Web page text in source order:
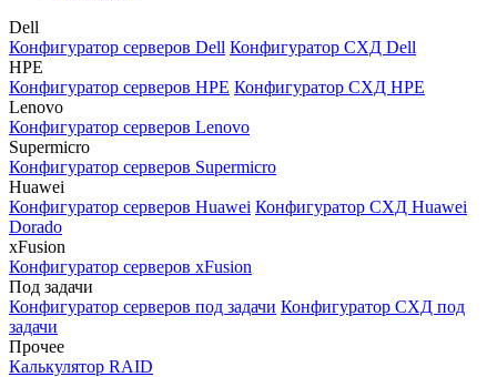
Dell
Конфигуратор серверов Dell Конфигуратор СХД Dell
HPE
Конфигуратор серверов HPE Конфигуратор СХД HPE
Lenovo
Конфигуратор серверов Lenovo
Supermicro
Конфигуратор серверов Supermicro
Huawei
Конфигуратор серверов Huawei Конфигуратор СХД Huawei
Dorado
xFusion
Конфигуратор серверов xFusion
Под задачи
Конфигуратор серверов под задачи Конфигуратор СХД под
задачи
Прочее
Калькулятор RAID